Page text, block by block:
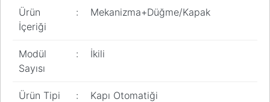
Ürün
İçeriği
: Mekanizma+Düğme/Kapak
Modül
Sayısı
: İkili
Ürün Tipi : Kapı Otomatiği